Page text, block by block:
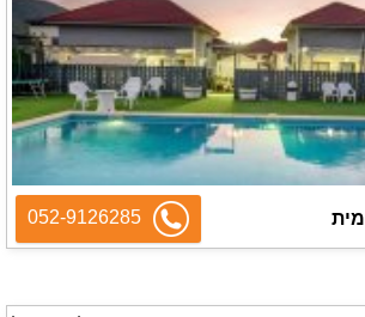
052-9126285